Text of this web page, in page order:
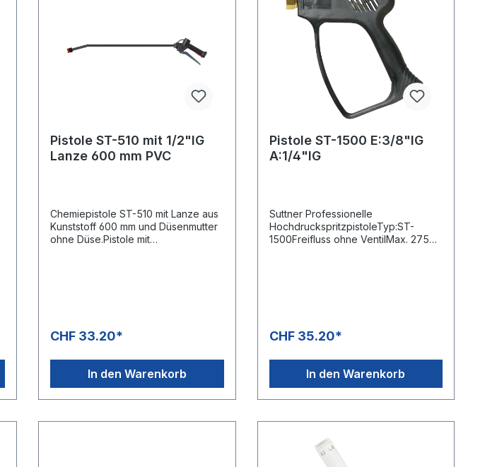
Pistole ST-510 mit 1/2"IG
Lanze 600 mm PVC
Chemiepistole ST-510 mit Lanze aus
Kunststoff 600 mm und Düsenmutter
ohne Düse.Pistole mit
CHF 33.20*
In den Warenkorb
Pistole ST-1500 E:3/8"IG
A:1/4"IG
Suttner Professionelle
HochdruckspritzpistoleTyp:ST-
1500Freifluss ohne VentilMax. 275
CHF 35.20*
In den Warenkorb